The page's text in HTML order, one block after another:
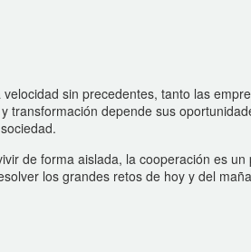
sin precedentes, tanto las
depende sus
de forma aislada, la cooperación es
los grandes retos de hoy y del